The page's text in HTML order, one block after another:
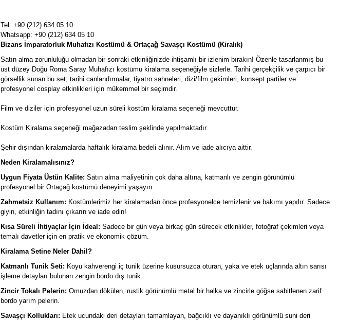
Tel: +90 (212) 634 05 10
Whatsapp: +90 (212) 634 05 10
Bizans İmparatorluk Muhafızı Kostümü & Ortaçağ Savaşçı Kostümü (Kiralık)
Satın alma zorunluluğu olmadan bir sonraki etkinliğinizde ihtişamlı bir izlenim bırakın! Özenle tasarlanmış bu
üst düzey Doğu Roma Saray Muhafızı kostümü kiralama seçeneğiyle sizlerle. Tarihi gerçekçilik ve çarpıcı bir
görsellik sunan bu set; tarihi canlandırmalar, tiyatro sahneleri, dizi/film çekimleri, konsept partiler ve
profesyonel cosplay etkinlikleri için mükemmel bir seçimdir.
Film ve diziler için profesyonel uzun süreli kostüm kiralama seçeneği mevcuttur.
Kostüm Kiralama seçeneği mağazadan teslim şeklinde yapılmaktadır.
Şehir dışından kiralamalarda haftalık kiralama bedeli alınır. Alım ve iade alıcıya aittir.
Neden Kiralamalısınız?
Uygun Fiyata Üstün Kalite: Satın alma maliyetinin çok daha altına, katmanlı ve zengin görünümlü
profesyonel bir Ortaçağ kostümü deneyimi yaşayın.
Zahmetsiz Kullanım: Kostümlerimiz her kiralamadan önce profesyonelce temizlenir ve bakımı yapılır. Sadece
giyin, etkinliğin tadını çıkarın ve iade edin!
Kısa Süreli İhtiyaçlar İçin İdeal: Sadece bir gün veya birkaç gün sürecek etkinlikler, fotoğraf çekimleri veya
temalı davetler için en pratik ve ekonomik çözüm.
Kiralama Setine Neler Dahil?
Katmanlı Tunik Seti: Koyu kahverengi iç tunik üzerine kusursuzca oturan, yaka ve etek uçlarında altın sarısı
işleme detayları bulunan zengin bordo dış tunik.
Zincir Tokalı Pelerin: Omuzdan dökülen, rustik görünümlü metal bir halka ve zincirle göğse sabitlenen zarif
bordo yarım pelerin.
Savaşçı Kollukları: Etek ucundaki deri detayları tamamlayan, bağcıklı ve dayanıklı görünümlü suni deri